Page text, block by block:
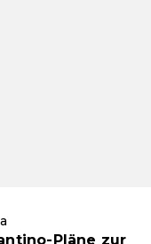
Pläne zur